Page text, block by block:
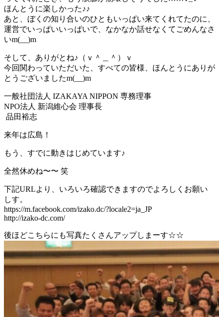
ほんとうに楽しかった♪♪
あと、ぼくの知り合いのひともいっぱい来てくれてたのに、
運営でいっぱいいっぱいで、なかなか話せなくてごめんなさ
いm(__)m
そして、ありがとね♪（ｖ＾＿＾）ｖ
今回関わっていただいた、すべての皆様、ほんとうにありが
とうございましたm(__)m
一般社団法人 IZAKAYA NIPPON 専務理事
NPO法人 新潟維心会 理事長
品田裕志
来年は広島！
もう、すでに動きはじめています♪
全然休めね〜〜 笑
下記URLより、いろいろ確認できますのでよろしくお願い
しす。
https://m.facebook.com/izako.dc/?locale2=ja_JP
http://izako-dc.com/
後ほどこちらにも写真たくさんアップしまーす☆☆